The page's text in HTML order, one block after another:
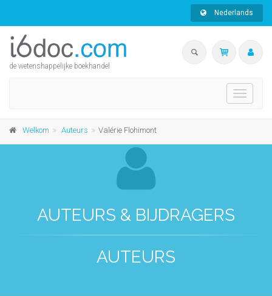
Nederlands
de wetenshappelijke boekhandel
Toggle
Welkom Auteurs Valérie Flohimont
AUTEURS & BIJDRAGERS
AUTEURS